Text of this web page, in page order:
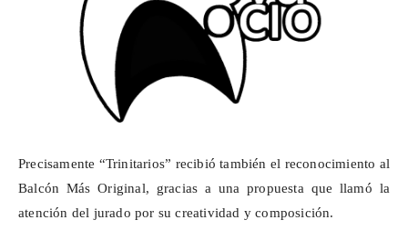
Precisamente “Trinitarios” recibió también el reconocimiento al
Balcón Más Original, gracias a una propuesta que llamó la
atención del jurado por su creatividad y composición.